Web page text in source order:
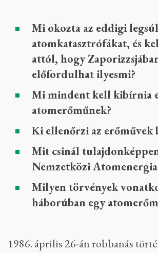
Mi okozta az eddigi
atomkatasztrófákat, és
attól, hogy
előfordulhat ilyesmi?
Mi mindent kell kibírnia
atomerőműnek?
Ki ellenőrzi az erőművek
Mit csinál
Nemzetközi
Milyen törvények
háborúban egy
1986. április 26-án robbanás